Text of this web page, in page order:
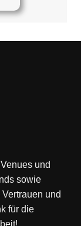
und
sowie
und
für die